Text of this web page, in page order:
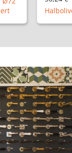
poliert